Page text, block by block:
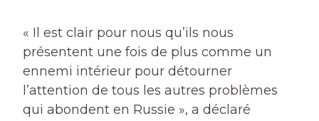
« Il est clair pour nous qu’ils nous
présentent une fois de plus comme un
ennemi intérieur pour détourner
l’attention de tous les autres problèmes
qui abondent en Russie », a déclaré